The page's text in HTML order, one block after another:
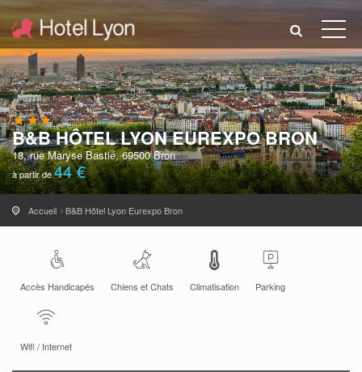
B&B HÔTEL LYON EUREXPO BRON
18, rue Maryse Bastié, 69500 Bron
à partir de44 €
Accueil B&B Hôtel Lyon Eurexpo Bron
Accès Handicapés Chiens et Chats Climatisation Parking
Wifi / Internet